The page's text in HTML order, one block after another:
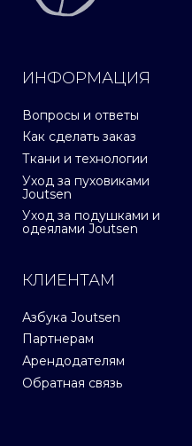
ИНФОРМАЦИЯ
Вопросы и ответы
Как сделать заказ
Ткани и технологии
Уход за пуховиками
Joutsen
Уход за подушками и
одеялами Joutsen
КЛИЕНТАМ
Азбука Joutsen
Партнерам
Арендодателям
Обратная связь